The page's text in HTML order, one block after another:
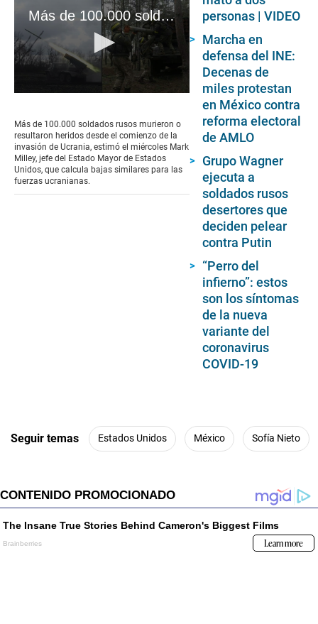
Más de 100.000 soldados rusos muertos o heridos en Ucrania, dice EE.UU.
of
1
minute,
8
seconds
Más de 100.000 soldados rusos murieron o
resultaron heridos desde el comienzo de la
invasión de Ucrania, estimó el miércoles Mark
Milley, jefe del Estado Mayor de Estados
Unidos, que calcula bajas similares para las
fuerzas ucranianas.
personas | VIDEO
Marcha en
defensa del INE:
Decenas de
miles protestan
en México contra
reforma electoral
de AMLO
Grupo Wagner
ejecuta a
soldados rusos
desertores que
deciden pelear
contra Putin
“Perro del
infierno”: estos
son los síntomas
de la nueva
variante del
coronavirus
COVID-19
Seguir temas Estados Unidos México Sofía Nieto